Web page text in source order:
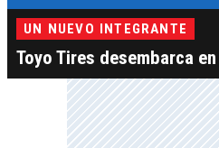
UN NUEVO INTEGRANTE
Toyo Tires desembarca